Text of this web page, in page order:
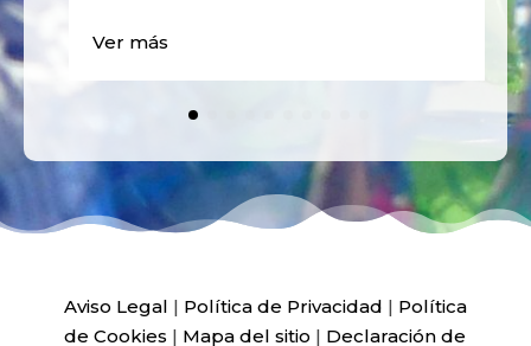
Ver más
Aviso Legal | Política de Privacidad | Política
de Cookies | Mapa del sitio | Declaración de